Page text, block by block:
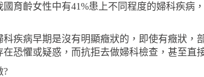
育齡女性中有41%患上不同程度的婦科疾病
科疾病早期是沒有明顯癥狀的，即使有癥狀，
恐懼或疑惑，而抗拒去做婦科檢查，甚至直
?